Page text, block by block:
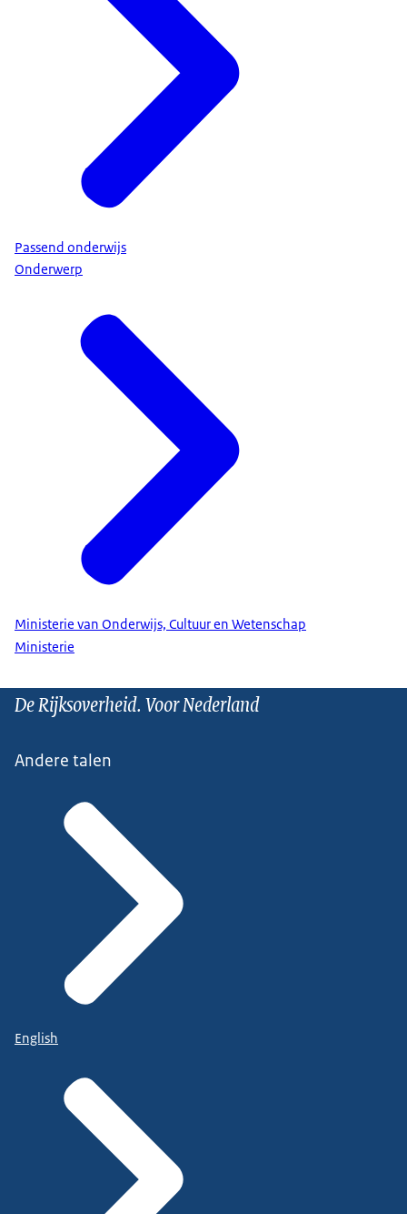
Passend onderwijs
Onderwerp
Ministerie van Onderwijs, Cultuur en Wetenschap
Ministerie
De Rijksoverheid. Voor Nederland
Andere talen
English